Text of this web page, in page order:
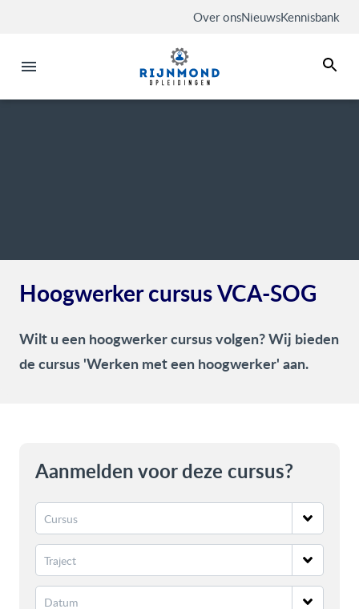
Over onsNieuwsKennisbank
Hoogwerker cursus VCA-SOG
Wilt u een hoogwerker cursus volgen? Wij bieden
de cursus 'Werken met een hoogwerker' aan.
Aanmelden voor deze cursus?